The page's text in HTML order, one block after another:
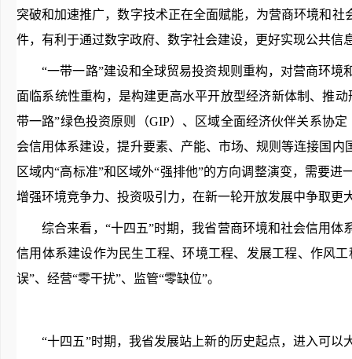
突破和加速推广，数字技术正在全面赋能，为营商环境和
件，有利于通过数字政府、数字社会建设，更好实现公共
“一带一路”建设和全球贸易投资规则重构，对营商环境
面临系统性重构，是构建更高水平开放型经济新体制、推
带一路”绿色投资原则（GIP）、区域全面经济伙伴关系协
会信用体系建设，提升要素、产能、市场、规则等连接国
区域内“高标准”和区域外“强排他”的方向调整演变，需要
增强环境竞争力、投资吸引力，在新一轮开放发展中争取更
综合来看，“十四五”时期，我省营商环境和社会信用体
信用体系建设作为民生工程、环境工程、发展工程、作风
误”、经营“零干扰”、监管“零缺位”。
“十四五”时期，我省发展站上新的历史起点，进入可以